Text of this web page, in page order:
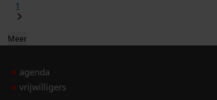
1
Meer
agenda
vrijwilligers